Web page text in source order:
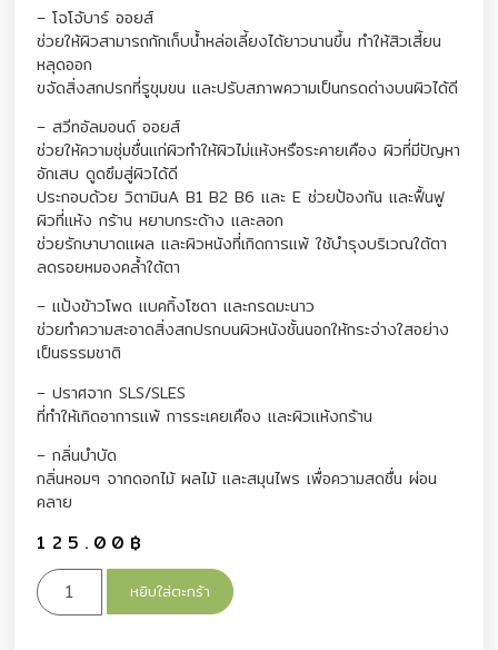
– โจโจ้บาร์ ออยส์
ช่วยให้ผิวสามารถกักเก็บน้ำหล่อเลี้ยงได้ยาวนานขึ้น ทำให้สิวเสี้ยน
หลุดออก
ขจัดสิ่งสกปรกที่รูขุมขน และปรับสภาพความเป็นกรดด่างบนผิวได้ดี
– สวีทอัลมอนด์ ออยส์
ช่วยให้ความชุ่มชื่นแก่ผิวทำให้ผิวไม่แห้งหรือระคายเคือง ผิวที่มีปัญหา
อักเสบ ดูดซึมสู่ผิวได้ดี
ประกอบด้วย วิตามินA B1 B2 B6 และ E ช่วยป้องกัน และฟื้นฟู
ผิวที่แห้ง กร้าน หยาบกระด้าง และลอก
ช่วยรักษาบาดแผล และผิวหนังที่เกิดการแพ้ ใช้บำรุงบริเวณใต้ตา
ลดรอยหมองคล้ำใต้ตา
– แป้งข้าวโพด แบคกิ้งโซดา และกรดมะนาว
ช่วยทำความสะอาดสิ่งสกปรกบนผิวหนังชั้นนอกให้กระจ่างใสอย่าง
เป็นธรรมชาติ
– ปราศจาก SLS/SLES
ที่ทำให้เกิดอาการแพ้ การระเคยเคือง และผิวแห้งกร้าน
– กลิ่นบำบัด
กลิ่นหอมๆ จากดอกไม้ ผลไม้ และสมุนไพร เพื่อความสดชื่น ผ่อน
คลาย
125.00 ฿
หยิบใส่ตะกร้า